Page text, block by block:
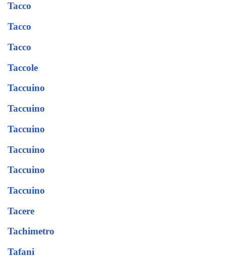
Tacco
Tacco
Tacco
Taccole
Taccuino
Taccuino
Taccuino
Taccuino
Taccuino
Taccuino
Tacere
Tachimetro
Tafani